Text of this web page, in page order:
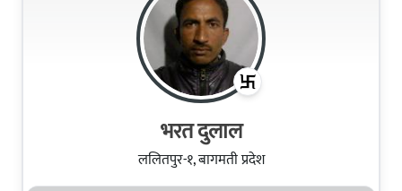
भरत दुलाल
ललितपुर-१, बागमती प्रदेश